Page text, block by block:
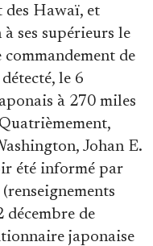
des Hawaï, et
ses supérieurs le
de
le 6
à 270 miles
Johan E.
été informé par
décembre de
japonaise